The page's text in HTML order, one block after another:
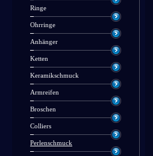
Ringe
Ohrringe
Anhänger
Ketten
Keramikschmuck
Armreifen
Broschen
Colliers
Perlenschmuck